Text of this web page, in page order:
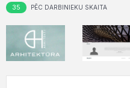
35 PĒC DARBINIEKU SKAITA